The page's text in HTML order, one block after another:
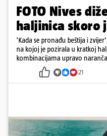
FOTO Nives
haljinica skoro
'Kada se pronađu beštija i
na kojoj je pozirala u kratkoj
kombinacijama upravo
21